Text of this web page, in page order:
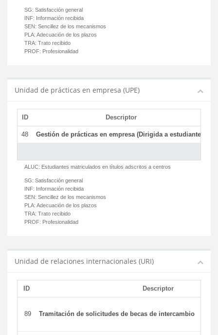
SG: Satisfacción general
INF: Información recibida
SEN: Sencillez de los mecanismos
PLA: Adecuación de los plazos
TRA: Trato recibido
PROF: Profesionalidad
Unidad de prácticas en empresa (UPE)
ID Descriptor
48 Gestión de prácticas en empresa (Dirigida a estudiantes)
ALUC: Estudiantes matriculados en títulos adscritos a centros
SG: Satisfacción general
INF: Información recibida
SEN: Sencillez de los mecanismos
PLA: Adecuación de los plazos
TRA: Trato recibido
PROF: Profesionalidad
Unidad de relaciones internacionales (URI)
ID Descriptor
89 Tramitación de solicitudes de becas de intercambio